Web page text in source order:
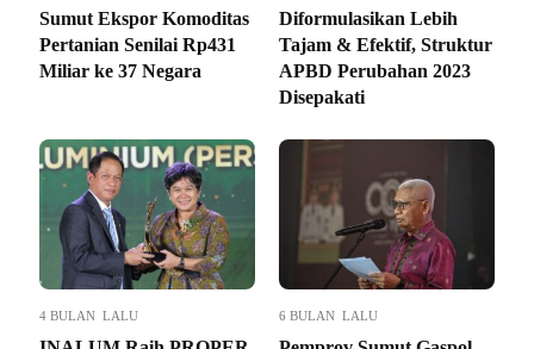
Sumut Ekspor Komoditas
Pertanian Senilai Rp431
Miliar ke 37 Negara
Diformulasikan Lebih
Tajam & Efektif, Struktur
APBD Perubahan 2023
Disepakati
4 BULAN LALU 6 BULAN LALU